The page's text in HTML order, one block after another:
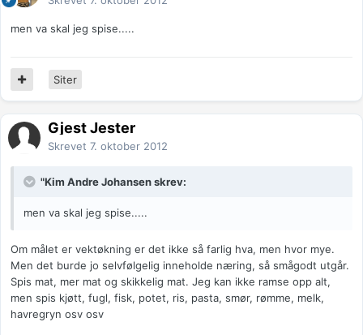
men va skal jeg spise.....
Siter
Gjest Jester
Skrevet 7. oktober 2012
"Kim Andre Johansen skrev:
men va skal jeg spise.....
Om målet er vektøkning er det ikke så farlig hva, men hvor mye.
Men det burde jo selvfølgelig inneholde næring, så smågodt utgår.
Spis mat, mer mat og skikkelig mat. Jeg kan ikke ramse opp alt,
men spis kjøtt, fugl, fisk, potet, ris, pasta, smør, rømme, melk,
havregryn osv osv